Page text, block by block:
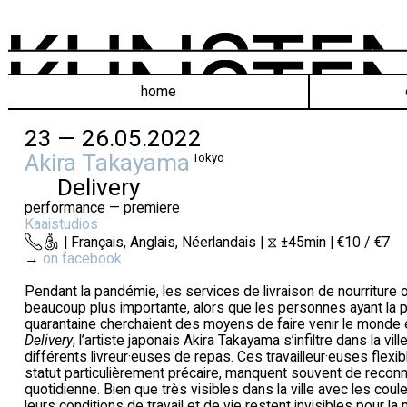
home
23 — 26.05.2022
Akira Takayama Tokyo
Delivery
performance — premiere
Kaaistudios
| Français, Anglais, Néerlandais | ⧖ ±45min | €10 / €7
→ on facebook
Pendant la pandémie, les services de livraison de nourriture
beaucoup plus importante, alors que les personnes ayant la
quarantaine cherchaient des moyens de faire venir le monde
Delivery, l’artiste japonais Akira Takayama s’infiltre dans la
différents livreur·euses de repas. Ces travailleur·euses
statut particulièrement précaire, manquent souvent de
quotidienne. Bien que très visibles dans la ville avec les